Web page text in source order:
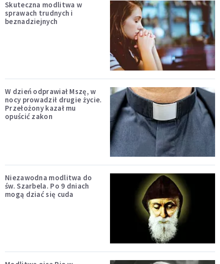
Skuteczna modlitwa w
sprawach trudnych i
beznadziejnych
W dzień odprawiał Mszę, w
nocy prowadził drugie życie.
Przełożony kazał mu
opuścić zakon
Niezawodna modlitwa do
św. Szarbela. Po 9 dniach
mogą dziać się cuda